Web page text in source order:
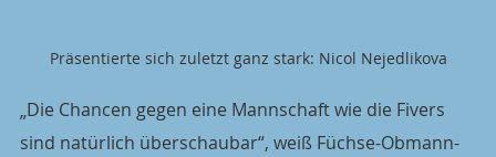
„Die Chancen gegen eine Mannschaft wie die Fivers
sind natürlich überschaubar“, weiß Füchse-Obmann-